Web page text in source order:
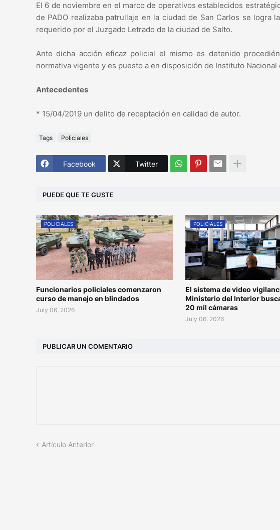
El 6 de noviembre en el marco de operativos establecidos
de PADO realizaba patrullaje en la ciudad de San Carlos se logra
requerido por el Juzgado Letrado de la ciudad de Salto.
Ante dicha acción eficaz policial el mismo es detenido
normativa vigente y es puesto a en disposición de Instituto Nacional
Antecedentes
* 15/04/2019 un delito de receptación en calidad de autor.
Tags Policiales
Facebook Twitter
PUEDE QUE TE GUSTE
POLICIALES
Funcionarios policiales comenzaron
curso de manejo en blindados
July 06, 2026
POLICIALES
El sistema de video
Ministerio del Interior
20 mil cámaras
July 06, 2026
PUBLICAR UN COMENTARIO
Artículo Anterior